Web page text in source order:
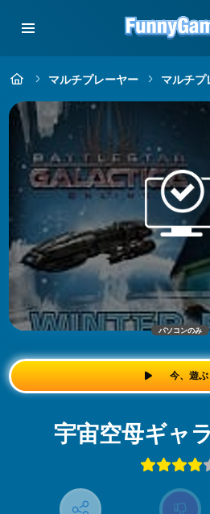
マルチプレーヤー マルチプ
パソコンのみ
今、遊ぶ
宇宙空母ギャ